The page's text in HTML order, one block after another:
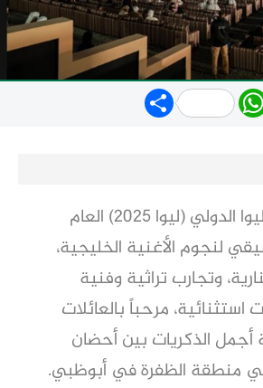
Share
يستقبل مهرجان ليوا الدولي (ليوا 2025) العام
لنجوم الأغنية الخليجية،
وتجارب تراثية وفنية
مرحباً بالعائلات
أجمل الذكريات بين أحضان
في منطقة الظفرة في أبوظبي.